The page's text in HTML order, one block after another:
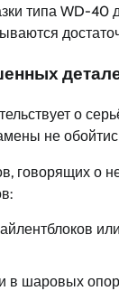
типа WD-40
о
не
говорящих о
в шаровых